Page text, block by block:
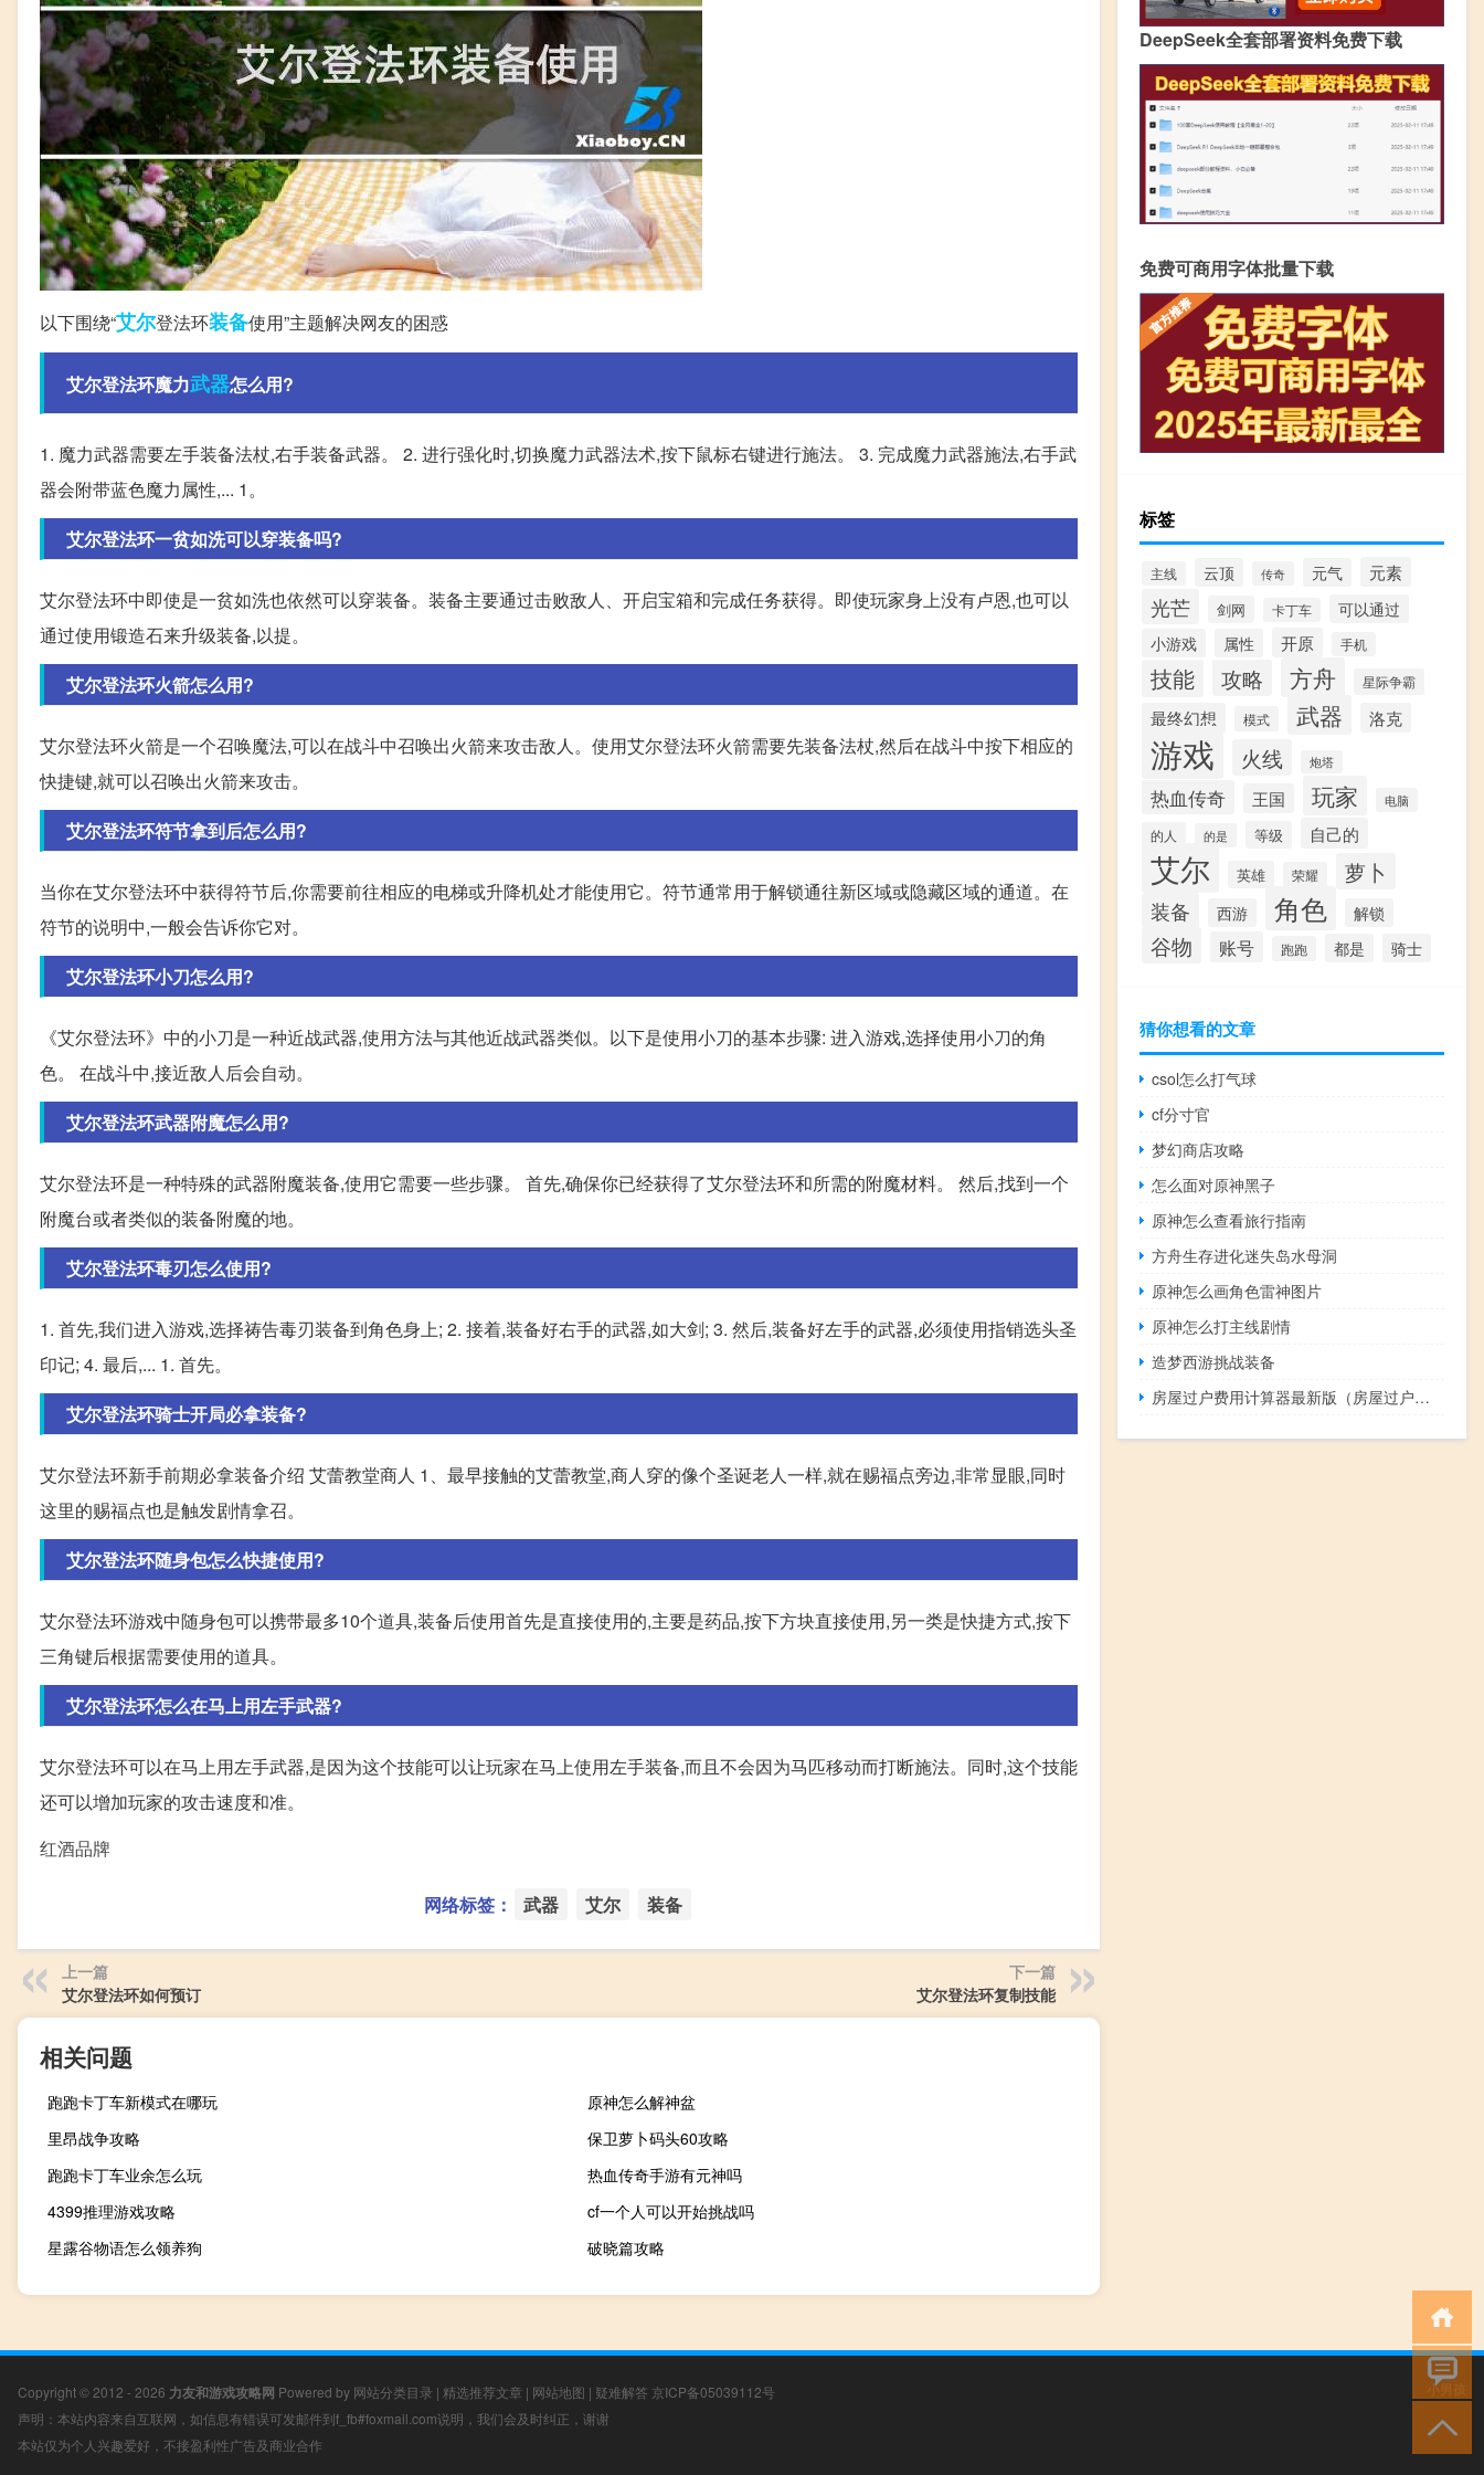
以下围绕“艾尔登法环装备使用”主题解决网友的困惑
艾尔登法环魔力武器怎么用?
1. 魔力武器需要左手装备法杖,右手装备武器。 2. 进行强化时,切换魔力武器法术,按下鼠标右键进行施法。 3. 完成魔力武器施法,右手武
器会附带蓝色魔力属性,... 1。
艾尔登法环一贫如洗可以穿装备吗?
艾尔登法环中即使是一贫如洗也依然可以穿装备。装备主要通过击败敌人、开启宝箱和完成任务获得。即使玩家身上没有卢恩,也可以
通过使用锻造石来升级装备,以提。
艾尔登法环火箭怎么用?
艾尔登法环火箭是一个召唤魔法,可以在战斗中召唤出火箭来攻击敌人。使用艾尔登法环火箭需要先装备法杖,然后在战斗中按下相应的
快捷键,就可以召唤出火箭来攻击。
艾尔登法环符节拿到后怎么用?
当你在艾尔登法环中获得符节后,你需要前往相应的电梯或升降机处才能使用它。符节通常用于解锁通往新区域或隐藏区域的通道。在
符节的说明中,一般会告诉你它对。
艾尔登法环小刀怎么用?
《艾尔登法环》中的小刀是一种近战武器,使用方法与其他近战武器类似。以下是使用小刀的基本步骤: 进入游戏,选择使用小刀的角
色。 在战斗中,接近敌人后会自动。
艾尔登法环武器附魔怎么用?
艾尔登法环是一种特殊的武器附魔装备,使用它需要一些步骤。 首先,确保你已经获得了艾尔登法环和所需的附魔材料。 然后,找到一个
附魔台或者类似的装备附魔的地。
艾尔登法环毒刃怎么使用?
1. 首先,我们进入游戏,选择祷告毒刃装备到角色身上; 2. 接着,装备好右手的武器,如大剑; 3. 然后,装备好左手的武器,必须使用指销选头圣
印记; 4. 最后,... 1. 首先。
艾尔登法环骑士开局必拿装备?
艾尔登法环新手前期必拿装备介绍 艾蕾教堂商人 1、最早接触的艾蕾教堂,商人穿的像个圣诞老人一样,就在赐福点旁边,非常显眼,同时
这里的赐福点也是触发剧情拿召。
艾尔登法环随身包怎么快捷使用?
艾尔登法环游戏中随身包可以携带最多10个道具,装备后使用首先是直接使用的,主要是药品,按下方块直接使用,另一类是快捷方式,按下
三角键后根据需要使用的道具。
艾尔登法环怎么在马上用左手武器?
艾尔登法环可以在马上用左手武器,是因为这个技能可以让玩家在马上使用左手装备,而且不会因为马匹移动而打断施法。同时,这个技能
还可以增加玩家的攻击速度和准。
红酒品牌
网络标签： 武器 艾尔 装备
上一篇
艾尔登法环如何预订
下一篇
艾尔登法环复制技能
相关问题
跑跑卡丁车新模式在哪玩
原神怎么解神盆
里昂战争攻略
保卫萝卜码头60攻略
跑跑卡丁车业余怎么玩
热血传奇手游有元神吗
4399推理游戏攻略
cf一个人可以开始挑战吗
星露谷物语怎么领养狗
破晓篇攻略
DeepSeek全套部署资料免费下载
免费可商用字体批量下载
标签
主线 云顶 传奇 元气 元素
光芒 剑网 卡丁车
可以通过
小游戏
属性 开原 手机
技能 攻略 方舟 星际争霸
最终幻想 模式 武器 洛克
游戏 火线 炮塔
热血传奇 王国 玩家 电脑
的人 的是 等级 自己的
艾尔 英雄 荣耀 萝卜
装备 西游 角色 解锁
谷物 账号 跑跑 都是 骑士
猜你想看的文章
csol怎么打气球
cf分寸官
梦幻商店攻略
怎么面对原神黑子
原神怎么查看旅行指南
方舟生存进化迷失岛水母洞
原神怎么画角色雷神图片
原神怎么打主线剧情
造梦西游挑战装备
房屋过户费用计算器最新版（房屋过户费用计算器）
Copyright © 2012 - 2026 力友和游戏攻略网 Powered by 网站分类目录 | 精选推荐文章 | 网站地图 | 疑难解答 京ICP备05039112号
声明：本站内容来自互联网，如信息有错误可发邮件到f_fb#foxmail.com说明，我们会及时纠正，谢谢
本站仅为个人兴趣爱好，不接盈利性广告及商业合作
小男孩